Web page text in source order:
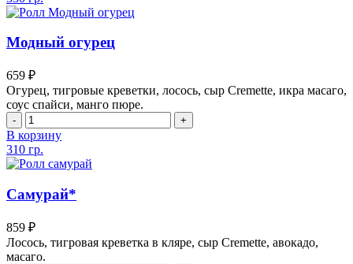
Модный огурец
659 ₽
Огурец, тигровые креветки, лосось, сыр Cremette, икра масаго,
соус спайси, манго пюре.
В корзину
310 гр.
Самурай*
859 ₽
Лосось, тигровая креветка в кляре, сыр Cremette, авокадо,
масаго.